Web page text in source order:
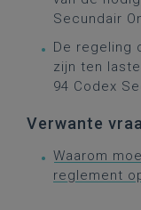
Secundair
De regeling
zijn ten
94 Codex
Verwante
Waarom
reglement